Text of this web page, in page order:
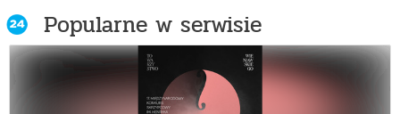
O czym sobie nie mówimy
Popularne w serwisie